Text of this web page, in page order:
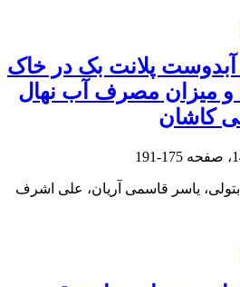
پلانت بک در خاک
میزان مصرف آب نهال
کاشان
175-191
یاسر قاسمی آریان، علی اشرف